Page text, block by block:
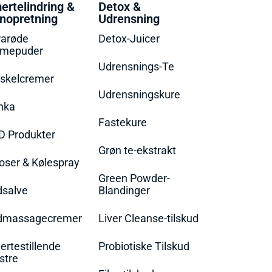
&
Produkter
& Kølespray
Detox &
Udrensning
Detox-Juicer
Udrensnings-Te
Udrensningskure
Fastekure
Grøn te-ekstrakt
Green Powder-
Blandinger
Liver Cleanse-tilskud
Probiotiske Tilskud